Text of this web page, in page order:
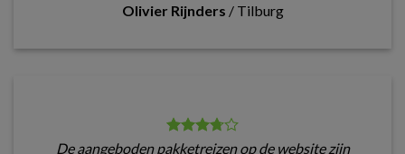
Olivier Rijnders / Tilburg
De aangeboden pakketreizen op de website zijn